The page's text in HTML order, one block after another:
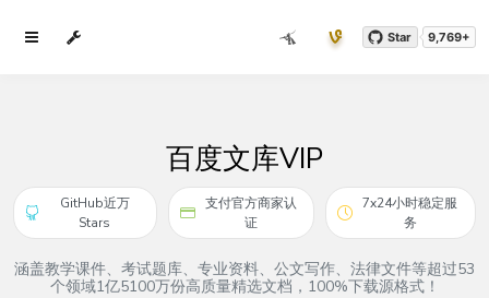
Star 9,769+
百度文库VIP
GitHub近万
Stars
支付官方商家认
证
7x24小时稳定服
务
涵盖教学课件、考试题库、专业资料、公文写作、法律文件等超过53
个领域1亿5100万份高质量精选文档，100%下载源格式！